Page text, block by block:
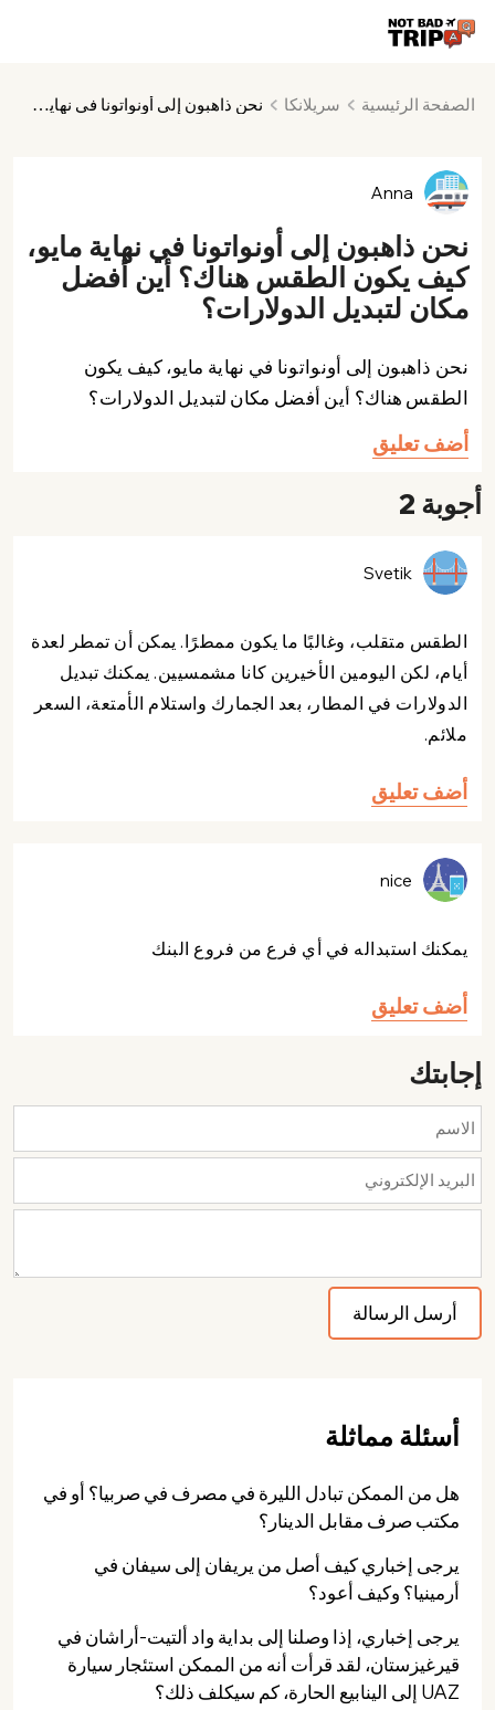
الصفحة الرئيسية سريلانكا نحن ذاهبون إلى أونواتونا في نهاية مايو، كيف يكون الطقس هناك؟ أين أفضل مكان لتبديل الدولارات؟
Anna
نحن ذاهبون إلى أونواتونا في نهاية مايو،
كيف يكون الطقس هناك؟ أين أفضل
مكان لتبديل الدولارات؟
نحن ذاهبون إلى أونواتونا في نهاية مايو، كيف يكون
الطقس هناك؟ أين أفضل مكان لتبديل الدولارات؟
أضف تعليق
أجوبة 2
Svetik
الطقس متقلب، وغالبًا ما يكون ممطرًا. يمكن أن تمطر لعدة
أيام، لكن اليومين الأخيرين كانا مشمسيين. يمكنك تبديل
الدولارات في المطار، بعد الجمارك واستلام الأمتعة، السعر
ملائم.
أضف تعليق
nice
يمكنك استبداله في أي فرع من فروع البنك
أضف تعليق
إجابتك
أسئلة مماثلة
هل من الممكن تبادل الليرة في مصرف في صربيا؟ أو في
مكتب صرف مقابل الدينار؟
يرجى إخباري كيف أصل من يريفان إلى سيفان في
أرمينيا؟ وكيف أعود؟
يرجى إخباري، إذا وصلنا إلى بداية واد ألتيت-أراشان في
قيرغيزستان، لقد قرأت أنه من الممكن استئجار سيارة
UAZ إلى الينابيع الحارة، كم سيكلف ذلك؟